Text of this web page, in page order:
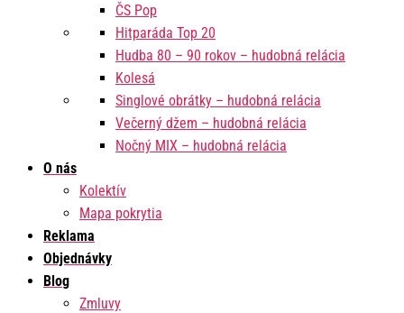
ČS Pop
Hitparáda Top 20
Hudba 80 – 90 rokov – hudobná relácia
Kolesá
Singlové obrátky – hudobná relácia
Večerný džem – hudobná relácia
Nočný MIX – hudobná relácia
O nás
Kolektív
Mapa pokrytia
Reklama
Objednávky
Blog
Zmluvy